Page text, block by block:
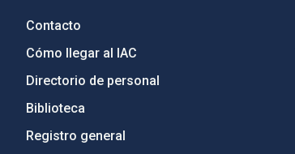
Contacto
Cómo llegar al IAC
Directorio de personal
Biblioteca
Registro general